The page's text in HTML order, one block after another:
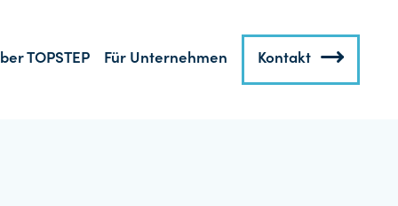
TOPSTEP Für Unternehmen Kontakt